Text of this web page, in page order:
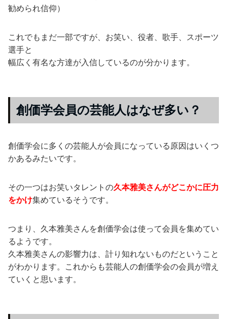
勧められ信仰）
これでもまだ一部ですが、お笑い、役者、歌手、スポーツ
選手と
幅広く有名な方達が入信しているのが分かります。
創価学会員の芸能人はなぜ多い？
創価学会に多くの芸能人が会員になっている原因はいくつ
かあるみたいです。
その一つはお笑いタレントの久本雅美さんがどこかに圧力
をかけ集めているそうです。
つまり、久本雅美さんを創価学会は使って会員を集めてい
るようです。
久本雅美さんの影響力は、計り知れないものだということ
がわかります。これからも芸能人の創価学会の会員が増え
ていくと思います。